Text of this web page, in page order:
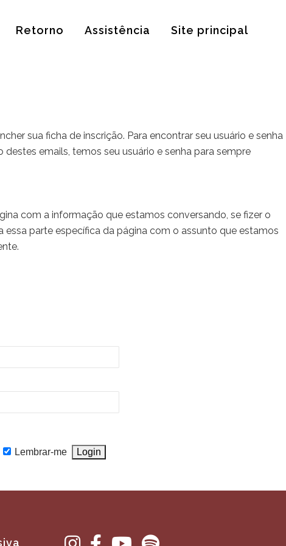
Retorno Assistência Site principal
sua ficha de inscrição. Para encontrar seu usuário e senha
emails, temos seu usuário e senha para sempre
com a informação que estamos conversando, se fizer o
parte específica da página com o assunto que estamos
Lembrar-me